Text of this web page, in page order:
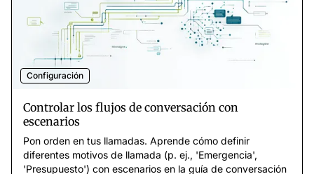
Configuración
Controlar los flujos de conversación con
escenarios
Pon orden en tus llamadas. Aprende cómo definir
diferentes motivos de llamada (p. ej., 'Emergencia',
'Presupuesto') con escenarios en la guía de conversación